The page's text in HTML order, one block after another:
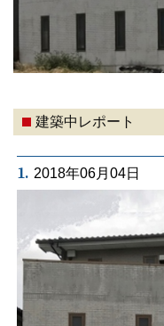
建築中レポート
1. 2018年06月04日